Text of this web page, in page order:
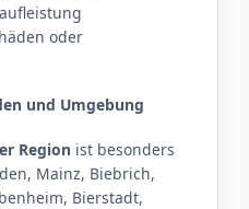
oder
und Umgebung
Region ist besonders
Mainz, Biebrich,
Bierstadt,